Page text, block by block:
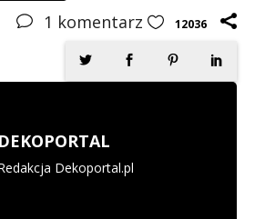
1 komentarz 12036
DEKOPORTAL
Dekoportal.pl